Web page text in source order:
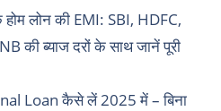
लोन की EMI: SBI, HDFC,
की ब्याज दरों के साथ जानें पूरी
Loan कैसे लें 2025 में – बिना